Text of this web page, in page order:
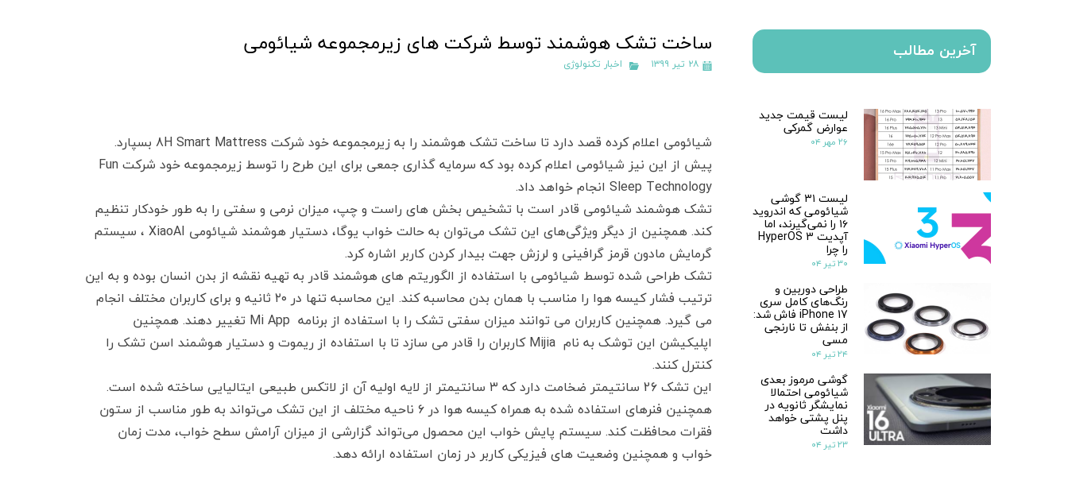
ساخت تشک هوشمند توسط شرکت های زیرمجموعه شیائومی
۲۸ تیر ۱۳۹۹ اخبار تکنولوژی
شیائومی اعلام کرده قصد دارد تا ساخت تشک هوشمند را به زیرمجموعه خود شرکت 8H Smart Mattress بسپارد.
پیش از این نیز شیائومی اعلام کرده بود که سرمایه گذاری جمعی برای این طرح را توسط زیرمجموعه خود شرکت Fun
Sleep Technology انجام خواهد داد.
تشک هوشمند شیائومی قادر است با تشخیص بخش های راست و چپ، میزان نرمی و سفتی را به طور خودکار تنظیم
کند. همچنین از دیگر ویژگی‌های این تشک می‌توان به حالت خواب یوگا، دستیار هوشمند شیائومی XiaoAI ، سیستم
گرمایش مادون قرمز گرافینی و لرزش جهت بیدار کردن کاربر اشاره کرد.
تشک طراحی شده توسط شیائومی با استفاده از الگوریتم های هوشمند قادر به تهیه نقشه از بدن انسان بوده و به این
ترتیب فشار کیسه هوا را مناسب با همان بدن محاسبه ‌کند. این محاسبه تنها در ۲۰ ثانیه و برای کاربران مختلف انجام
می گیرد. همچنین کاربران می توانند میزان سفتی تشک را با استفاده از برنامه Mi App تغییر دهند. همچنین
اپلیکیشن این توشک به نام Mijia کاربران را قادر می سازد تا با استفاده از ریموت و دستیار هوشمند اسن تشک را
کنترل کنند.
این تشک 26 سانتیمتر ضخامت دارد که ۳ سانتیمتر از لایه اولیه آن از لاتکس طبیعی ایتالیایی ساخته شده است.
همچنین فنرهای استفاده شده به همراه کیسه هوا در ۶ ناحیه مختلف از این تشک می‌تواند به طور مناسب از ستون
فقرات محافظت کند. سیستم پایش خواب این محصول می‌تواند گزارشی از میزان آرامش سطح خواب، مدت زمان
خواب و همچنین وضعیت های فیزیکی کاربر در زمان استفاده ارائه دهد.
آخرین مطالب
لیست قیمت جدید
عوارض گمرکی
۲۶ مهر ۰۴
لیست ۳۱ گوشی
شیائومی که اندروید
۱۶ را نمی‌گیرند، اما
آپدیت HyperOS 3
را چرا
۳۰ تیر ۰۴
طراحی دوربین و
رنگ‌های کامل سری
iPhone 17 فاش شد:
از بنفش تا نارنجی
مسی
۲۴ تیر ۰۴
گوشی مرموز بعدی
شیائومی احتمالا
نمایشگر ثانویه در
پنل پشتی خواهد
داشت
۲۳ تیر ۰۴